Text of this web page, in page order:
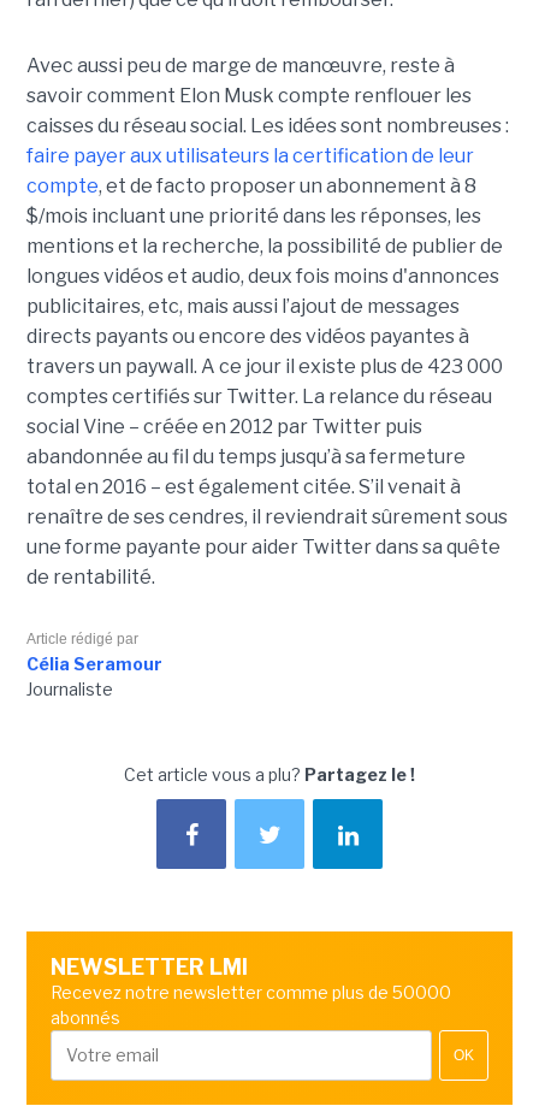
Avec aussi peu de marge de manœuvre, reste à
savoir comment Elon Musk compte renflouer les
caisses du réseau social. Les idées sont nombreuses :
faire payer aux utilisateurs la certification de leur
compte, et de facto proposer un abonnement à 8
$/mois incluant une priorité dans les réponses, les
mentions et la recherche, la possibilité de publier de
longues vidéos et audio, deux fois moins d'annonces
publicitaires, etc, mais aussi l’ajout de messages
directs payants ou encore des vidéos payantes à
travers un paywall. A ce jour il existe plus de 423 000
comptes certifiés sur Twitter. La relance du réseau
social Vine – créée en 2012 par Twitter puis
abandonnée au fil du temps jusqu’à sa fermeture
total en 2016 – est également citée. S’il venait à
renaître de ses cendres, il reviendrait sûrement sous
une forme payante pour aider Twitter dans sa quête
de rentabilité.
Article rédigé par
Célia Seramour
Journaliste
Cet article vous a plu? Partagez le !
NEWSLETTER LMI
Recevez notre newsletter comme plus de 50000
abonnés
OK